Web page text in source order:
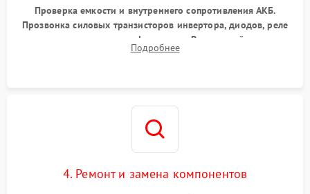
Проверка емкости и внутреннего сопротивления АКБ.
Прозвонка силовых транзисторов инвертора, диодов, реле
переключения и трансформатора. Визуальный поиск
вздутых конденсаторов и прогаров на печатной плате.
Подробнее
4. Ремонт и замена компонентов